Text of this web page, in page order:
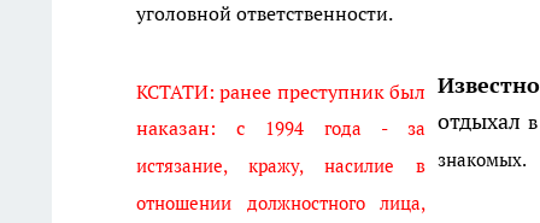
уголовной ответственности.
КСТАТИ: ранее преступник был
наказан: с 1994 года - за
истязание, кражу, насилие в
отношении должностного лица,
отдыхал
знакомых.